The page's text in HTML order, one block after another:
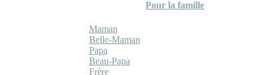
Pour la famille
Maman
Belle-Maman
Papa
Beau-Papa
Frère